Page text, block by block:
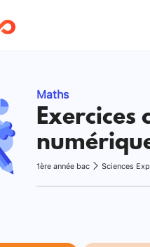
Maths
Exercices
1ère année bac Sciences